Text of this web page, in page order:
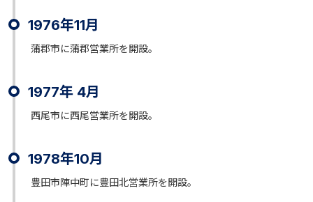
1976年11月
蒲郡市に蒲郡営業所を開設。
1977年 4月
西尾市に西尾営業所を開設。
1978年10月
豊田市陣中町に豊田北営業所を開設。